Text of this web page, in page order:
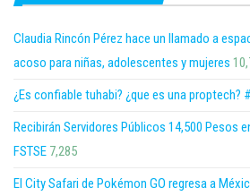
Claudia Rincón Pérez hace un llamado a
acoso para niñas, adolescentes y mujeres
¿Es confiable tuhabi? ¿que es una proptech?
Recibirán Servidores Públicos 14,500 Pesos
FSTSE 7,285
El City Safari de Pokémon GO regresa a